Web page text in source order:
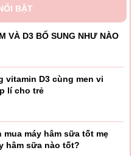
BẬT
VÀ D3 BỔ SUNG NHƯ NÀO
vitamin D3 cùng men vi
lí cho trẻ
mua máy hâm sữa tốt mẹ
hâm sữa nào tốt?